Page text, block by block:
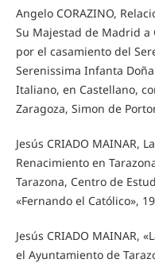
Angelo CORAZINO,
Su Majestad de Madrid a
por el casamiento del
Serenissima Infanta
Italiano, en Castellano,
Zaragoza, Simon de
Jesús CRIADO MAINAR,
Renacimiento en
Tarazona, Centro de
«Fernando el Católico»,
Jesús CRIADO MAINAR,
el Ayuntamiento de